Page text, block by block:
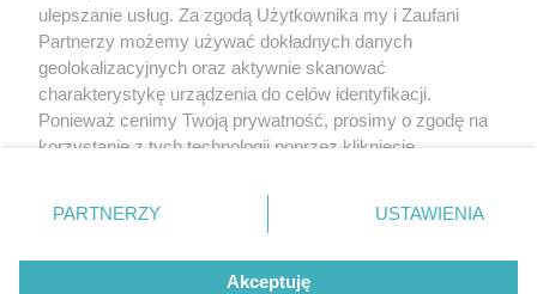
O nas
ulepszanie usług. Za zgodą Użytkownika my i Zaufani
Partnerzy możemy używać dokładnych danych
geolokalizacyjnych oraz aktywnie skanować
charakterystykę urządzenia do celów identyfikacji.
Ponieważ cenimy Twoją prywatność, prosimy o zgodę na
korzystanie z tych technologii poprzez kliknięcie
zmienić/wycofać klikając przycisk ustawień prywatności
znajdujący się w lewym dolnym rogu strony
rodzaje przetwarzania danych nie wymagają zgody
użytkownika, ale masz prawo sprzeciwić się takiemu
PARTNERZY USTAWIENIA
Akceptuję